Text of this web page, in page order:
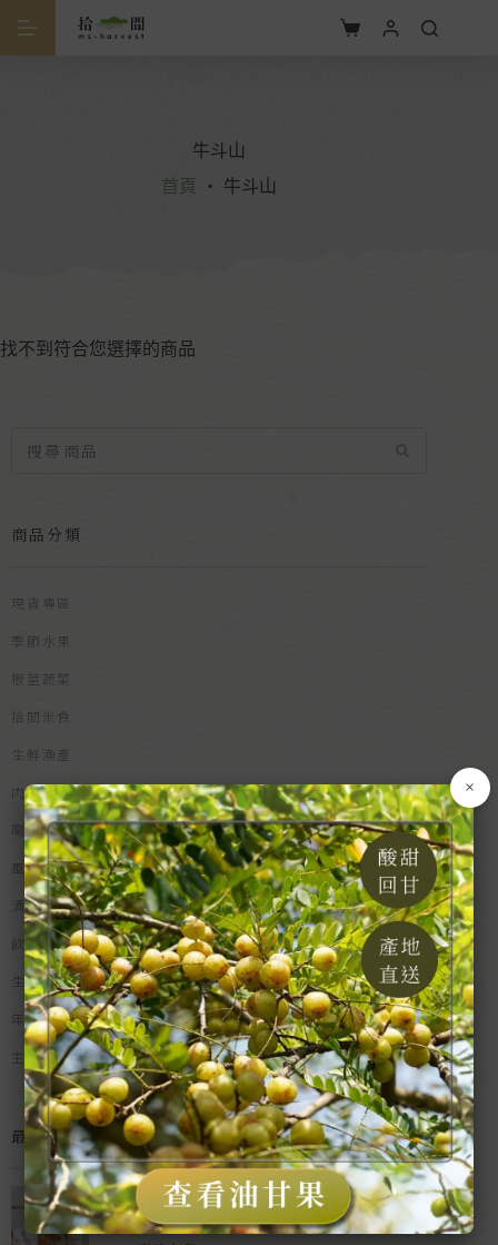
牛斗山
首頁
・ 牛斗山
找不到符合您選擇的商品
商品分類
現貨專區
季節水果
根莖蔬菜
拾間米食
生鮮漁產
肉類食品
唰嘴零食
風味佐料
漬物乾貨
飲品沖調
生活選物
年節禮盒
主廚選品｜特殊食材
最新商品
2026.08.04
【中秋禮盒】金玉滿堂禮盒｜宏展農場｜
×